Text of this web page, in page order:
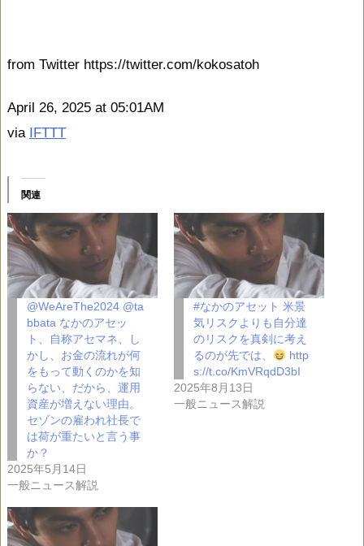
from Twitter https://twitter.com/kokosatoh
April 26, 2025 at 05:01AM
via IFTTT
関連
@WeAreThe2024 @ta
bbata なかのアセッ
ト、自称アセマネ、し
かし、お金の流れが何
をもって動くのかを知
らない、だから、運用
資産が増えない理由。
セゾンの雇われ社長で
は荷が重たいと言う事
か？
2025年5月14日
一般ニュース解説
#なかのアセット 米景
気リスクよりも自分達
のリスクを真剣に考え
るのが先では、
http
s://t.co/KmVRqdD3bI
2025年8月13日
一般ニュース解説